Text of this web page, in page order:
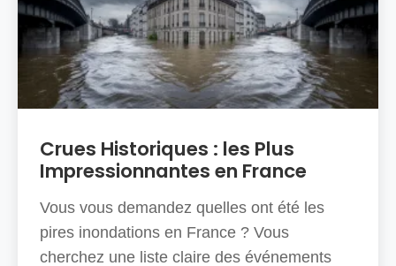
Crues Historiques : les Plus
Impressionnantes en France
Vous vous demandez quelles ont été les
pires inondations en France ? Vous
cherchez une liste claire des événements